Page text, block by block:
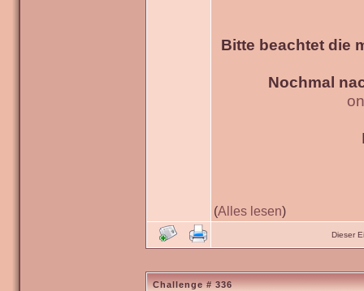
Bitte beachtet die
Nochmal
(Alles lesen)
Dieser
Challenge # 336